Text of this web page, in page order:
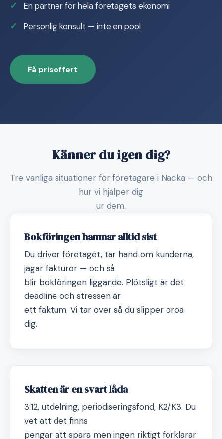
En partner för hela företagets ekonomi
Personlig konsult — inte en pool
Få prisoffert
Känner du igen dig?
Tre vanliga situationer för företagare i Nacka — och
hur vi hjälper dig
ur dem.
Bokföringen hamnar alltid sist
Du driver företaget, tar hand om kunderna,
jagar fakturor — och så
blir bokföringen liggande. Plötsligt är det
deadline och stressen är
ett faktum. Vi tar över så du slipper oroa
dig.
Skatten är en svart låda
3:12, utdelning, periodiseringsfond, K2/K3. Du
vet att det finns
pengar att spara men ingen riktigt förklarar